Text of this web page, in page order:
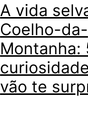
A vida
Coelho-da-
Montanha:
vão te